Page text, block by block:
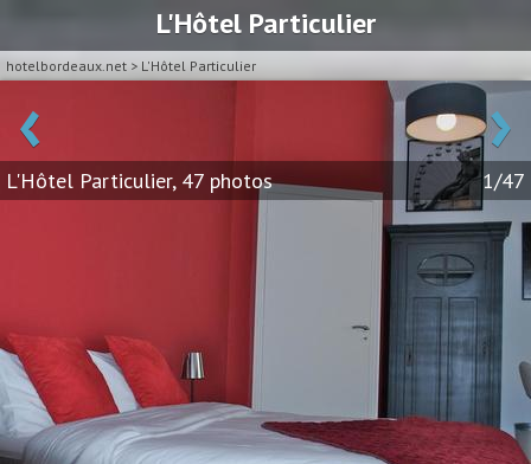
L'Hôtel Particulier
hotelbordeaux.net > L'Hôtel Particulier
‹ ›
L'Hôtel Particulier, 47 photos 1/47